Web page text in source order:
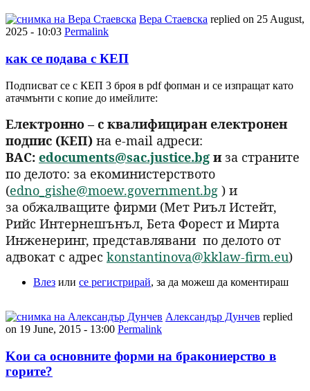
Вера Стаевска replied on 25 August,
2025 - 10:03 Permalink
как се подава с КЕП
Подписват се с КЕП 3 броя в pdf фопман и се изпращат като
атачмънти с копие до имейлите:
Електронно – с квалифициран електронен
подпис (КЕП) на e-mail адреси:
ВАС: edocuments@sac.justice.bg иза страните
по делото: за екоминистерството
(edno_gishe@moew.government.bg ) и
за обжалващите фирми (Мет Риъл Истейт,
Рийс Интернешънъл, Бета Форест и Мирта
Инженеринг, представлявани по делото от
адвокат с адрес konstantinova@kklaw-firm.eu)
Влез или се регистрирай, за да можеш да коментираш
Александър Дунчев replied
on 19 June, 2015 - 13:00 Permalink
Kои са основните форми на бракониерство в
горите?